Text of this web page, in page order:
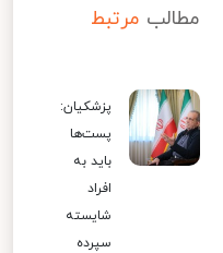
مطالب مرتبط
پزشکیان:
پست‌ها
باید به
افراد
شایسته
سپرده